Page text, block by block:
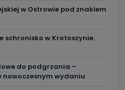
Wolności 19.
przy ul. Wolności 19 nie
osobowych podmiotom
wykorzystywane w
w Ostrowie pod znakiem
schronisko w Krotoszynie.
do podgrzania –
wydaniu